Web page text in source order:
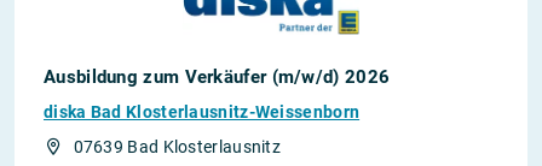
Ausbildung zum Verkäufer (m/w/d) 2026
diska Bad Klosterlausnitz-Weissenborn
07639 Bad Klosterlausnitz